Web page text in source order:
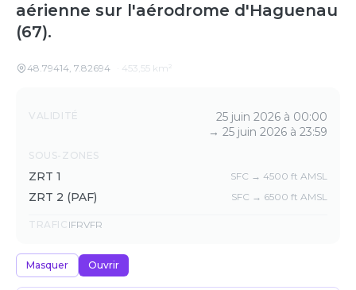
aérienne sur l'aérodrome d'Haguenau
(67).
48.79414, 7.82694 453,55 km²
Détails
VALIDITÉ
25 juin 2026 à 00:00
→ 25 juin 2026 à 23:59
SOUS-ZONES
ZRT 1 SFC → 4500 ft AMSL
ZRT 2 (PAF) SFC → 6500 ft AMSL
TRAFIC IFRVFR
Masquer Ouvrir